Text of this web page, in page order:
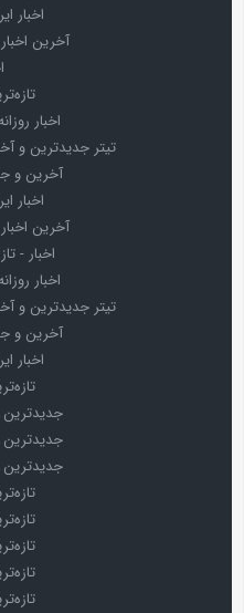
اخبار
آخرین
اخبار
تیتر جدیدترین و
آخرین و
اخبار
آخرین
اخبار -
اخبار
تیتر جدیدترین و
آخرین و
اخبار
جدیدترین
جدیدترین
جدیدترین